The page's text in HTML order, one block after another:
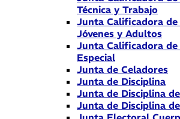
Técnica y Trabajo
Junta Calificadora
Jóvenes y Adultos
Junta Calificadora
Especial
Junta de Celadores
Junta de Disciplina
Junta de Disciplina
Junta de Disciplina